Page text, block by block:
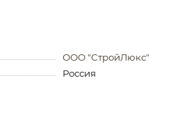
ООО "СтройЛюкс"
Россия